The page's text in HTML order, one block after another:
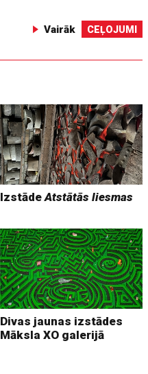
Vairāk CEĻOJUMI
IzstādeAtstātās liesmas
Divas jaunas izstādes
Māksla XO galerijā